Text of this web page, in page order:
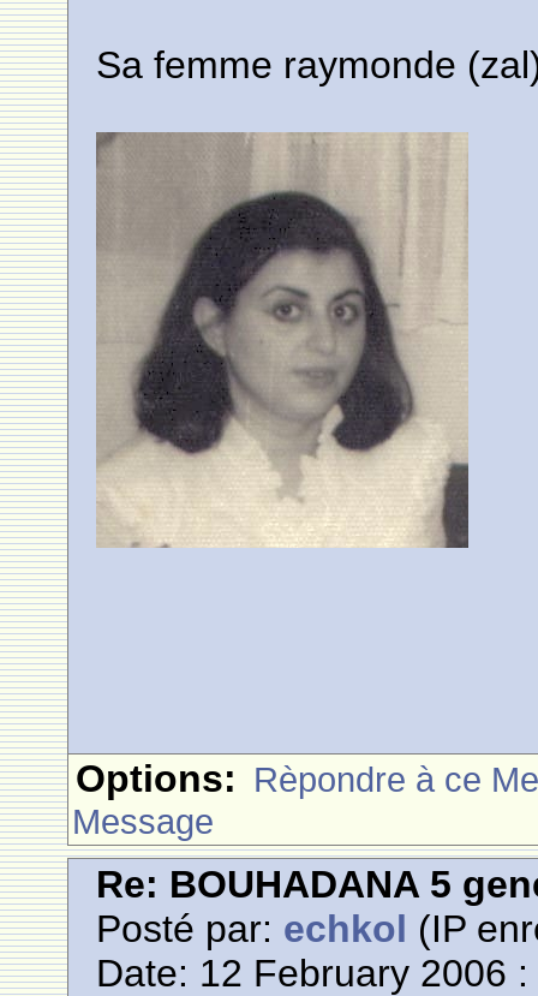
Sa femme raymonde
Options: Rèpondre à ce
Message
Re: BOUHADANA 5
Posté par: echkol (IP
Date: 12 February 2006